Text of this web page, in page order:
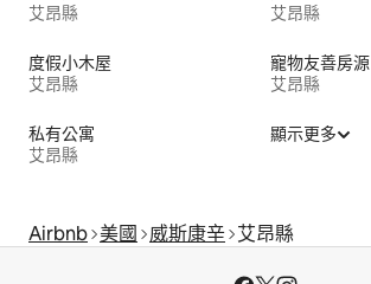
艾昂縣
艾昂縣
度假小木屋
艾昂縣
寵物友善房源
艾昂縣
私有公寓
艾昂縣
顯示更多
Airbnb 美國 威斯康辛 艾昂縣